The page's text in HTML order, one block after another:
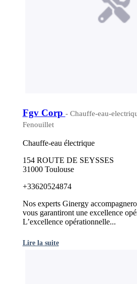
Fgv Corp - Chauffe-eau-
Fenouillet
Chauffe-eau électrique
154 ROUTE DE SEYSSES
31000 Toulouse
+33620524874
Nos experts Ginergy
vous garantiront une excellence
L’excellence opérationnelle...
Lire la suite